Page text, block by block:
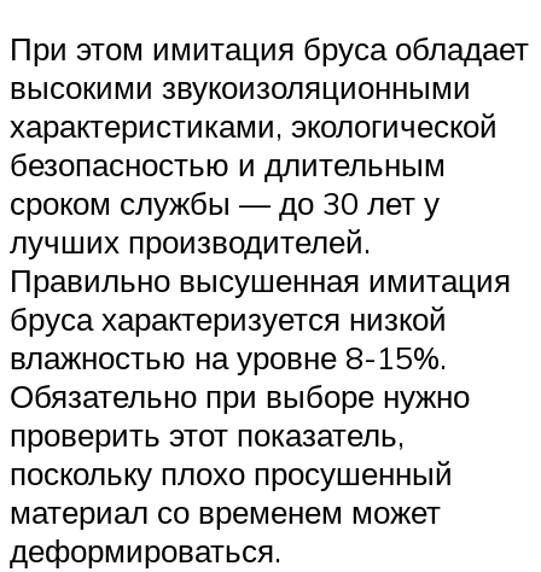
При этом имитация бруса обладает
высокими звукоизоляционными
характеристиками, экологической
безопасностью и длительным
сроком службы — до 30 лет у
лучших производителей.
Правильно высушенная имитация
бруса характеризуется низкой
влажностью на уровне 8-15%.
Обязательно при выборе нужно
проверить этот показатель,
поскольку плохо просушенный
материал со временем может
деформироваться.